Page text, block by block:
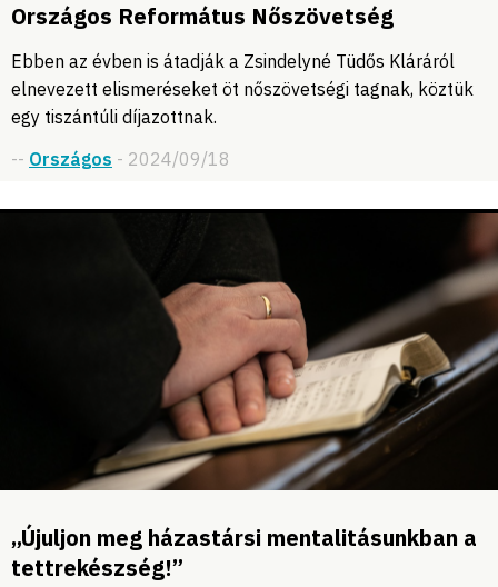
Országos Református Nőszövetség
Ebben az évben is átadják a Zsindelyné Tüdős Kláráról
elnevezett elismeréseket öt nőszövetségi tagnak, köztük
egy tiszántúli díjazottnak.
-- Országos - 2024/09/18
„Újuljon meg házastársi mentalitásunkban a
tettrekészség!”